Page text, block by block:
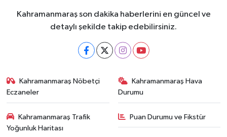
Kahramanmaraş son dakika haberlerini en güncel ve
detaylı şekilde takip edebilirsiniz.
Kahramanmaraş Nöbetçi
Eczaneler
Kahramanmaraş Hava
Durumu
Kahramanmaraş Trafik
Yoğunluk Haritası
Puan Durumu ve Fikstür